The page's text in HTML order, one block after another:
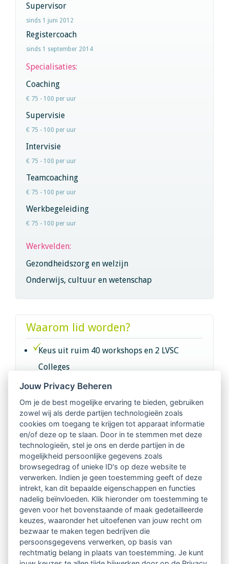
Supervisor
sinds 1 juni 2012
Registercoach
sinds 1 september 2014
Specialisaties:
Coaching
€ 75 - 100 per uur
Supervisie
€ 75 - 100 per uur
Intervisie
€ 75 - 100 per uur
Teamcoaching
€ 75 - 100 per uur
Werkbegeleiding
€ 75 - 100 per uur
Werkvelden:
Gezondheidszorg en welzijn
Onderwijs, cultuur en wetenschap
Waarom lid worden?
Keus uit ruim 40 workshops en 2 LVSC
Colleges
Intervisie met geregistreerde vakgenoten
Netwerk van 2100 professionals in 14
regio's
Vindbaar voor opdrachtgevers
Tijdschrift voor
Begeleidingskunde & kennisbank
Beroepsregistratie (LVSC keurmerk)
Lid worden van LVSC
Jouw Privacy Beheren
Om je de best mogelijke ervaring te bieden, gebruiken
zowel wij als derde partijen technologieën zoals
cookies om toegang te krijgen tot apparaat informatie
en/of deze op te slaan. Door in te stemmen met deze
technologieën, stel je ons en derde partijen in de
mogelijkheid persoonlijke gegevens zoals
browsegedrag of unieke ID's op deze website te
verwerken. Indien je geen toestemming geeft of deze
intrekt, kan dit bepaalde eigenschappen en functies
nadelig beïnvloeden. Klik hieronder om toestemming te
geven voor het bovenstaande of maak gedetailleerde
keuzes, waaronder het uitoefenen van jouw recht om
bezwaar te maken tegen bedrijven die
persoonsgegevens verwerken, op basis van
rechtmatig belang in plaats van toestemming. Je kunt